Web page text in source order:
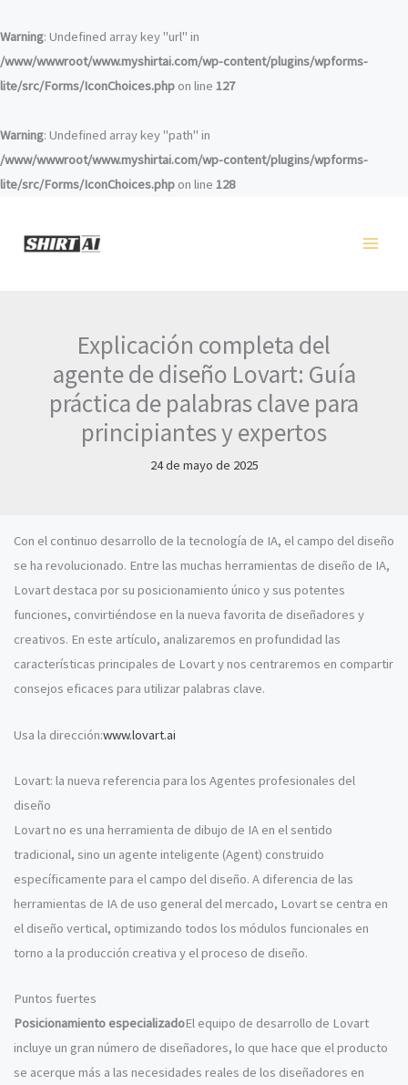
Warning: Undefined array key "url" in
/www/wwwroot/www.myshirtai.com/wp-content/plugins/wpforms-
lite/src/Forms/IconChoices.php on line 127
Warning: Undefined array key "path" in
/www/wwwroot/www.myshirtai.com/wp-content/plugins/wpforms-
lite/src/Forms/IconChoices.php on line 128
al
contenido
Explicación completa del
agente de diseño Lovart: Guía
práctica de palabras clave para
principiantes y expertos
24 de mayo de 2025
Con el continuo desarrollo de la tecnología de IA, el campo del diseño
se ha revolucionado. Entre las muchas herramientas de diseño de IA,
Lovart destaca por su posicionamiento único y sus potentes
funciones, convirtiéndose en la nueva favorita de diseñadores y
creativos. En este artículo, analizaremos en profundidad las
características principales de Lovart y nos centraremos en compartir
consejos eficaces para utilizar palabras clave.
Usa la dirección:www.lovart.ai
Lovart: la nueva referencia para los Agentes profesionales del
diseño
Lovart no es una herramienta de dibujo de IA en el sentido
tradicional, sino un agente inteligente (Agent) construido
específicamente para el campo del diseño. A diferencia de las
herramientas de IA de uso general del mercado, Lovart se centra en
el diseño vertical, optimizando todos los módulos funcionales en
torno a la producción creativa y el proceso de diseño.
Puntos fuertes
Posicionamiento especializadoEl equipo de desarrollo de Lovart
incluye un gran número de diseñadores, lo que hace que el producto
se acerque más a las necesidades reales de los diseñadores en